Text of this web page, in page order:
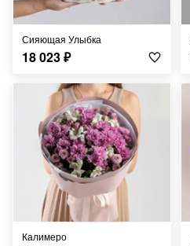
Сияющая Улыбка
18 023₽
Калимеро